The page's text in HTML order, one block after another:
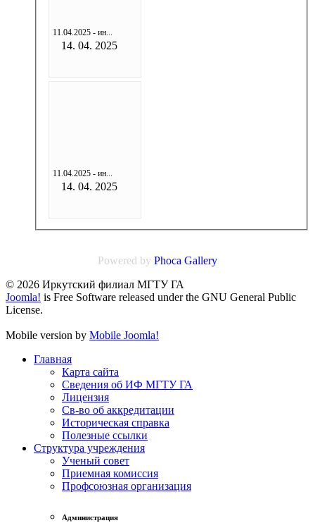
11.04.2025 - ин...
14. 04. 2025
11.04.2025 - ин...
14. 04. 2025
Powered by Phoca Gallery
© 2026 Иркутский филиал МГТУ ГА
Joomla! is Free Software released under the GNU General Public
License.
Mobile version by Mobile Joomla!
Главная
Карта сайта
Сведения об ИФ МГТУ ГА
Лицензия
Св-во об аккредитации
Историческая справка
Полезные ссылки
Структура учреждения
Ученый совет
Приемная комиссия
Профсоюзная организация
Администрация